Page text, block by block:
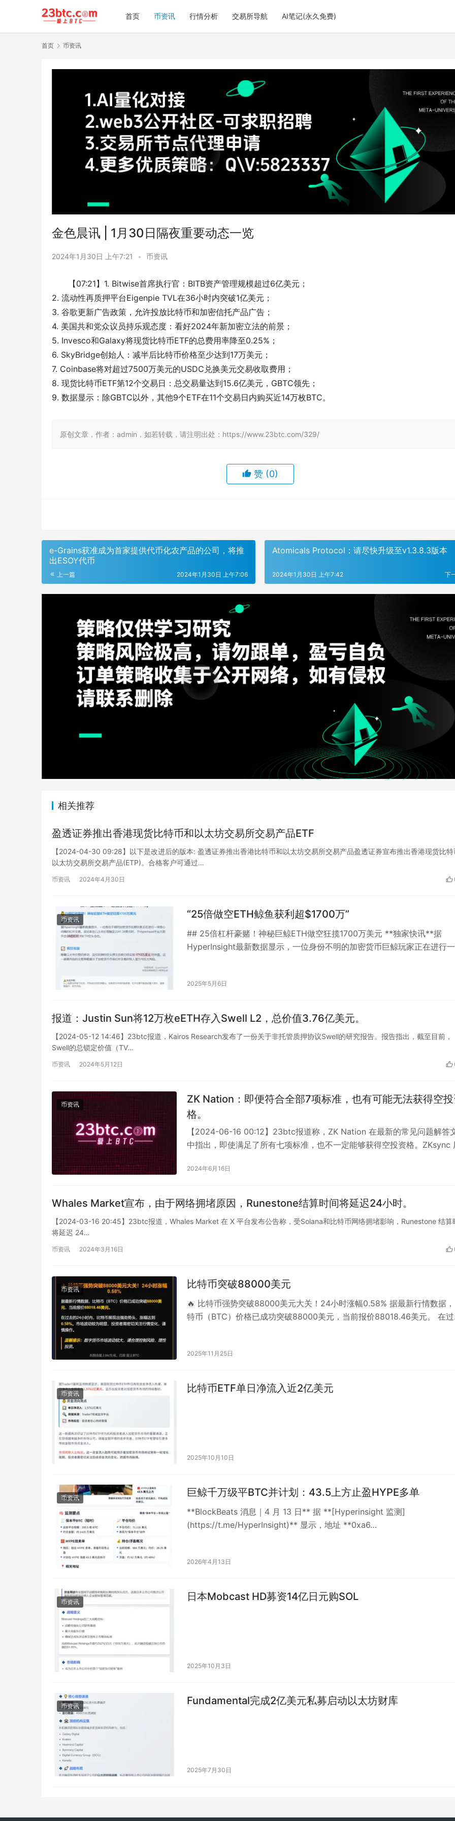
首页 币资讯 行情分析 交易所导航 AI笔记(永久免费)
首页 币资讯
金色晨讯 | 1月30日隔夜重要动态一览
2024年1月30日 上午7:21 • 币资讯
【07:21】1. Bitwise首席执行官：BITB资产管理规模超过6亿美元；
2. 流动性再质押平台Eigenpie TVL在36小时内突破1亿美元；
3. 谷歌更新广告政策，允许投放比特币和加密信托产品广告；
4. 美国共和党众议员持乐观态度：看好2024年新加密立法的前景；
5. Invesco和Galaxy将现货比特币ETF的总费用率降至0.25%；
6. SkyBridge创始人：减半后比特币价格至少达到17万美元；
7. Coinbase将对超过7500万美元的USDC兑换美元交易收取费用；
8. 现货比特币ETF第12个交易日：总交易量达到15.6亿美元，GBTC领先；
9. 数据显示：除GBTC以外，其他9个ETF在11个交易日内购买近14万枚BTC。
原创文章，作者：admin，如若转载，请注明出处：https://www.23btc.com/329/
赞 (0)
e-Grains获准成为首家提供代币化农产品的公司，将推
出ESOY代币
上一篇 2024年1月30日 上午7:06
Atomicals Protocol：请尽快升级至v1.3.8.3版本
下
2024年1月30日 上午7:42
相关推荐
盈透证券推出香港现货比特币和以太坊交易所交易产品ETF
【2024-04-30 09:28】以下是改进后的版本: 盈透证券推出香港比特币和以太坊交易所交易产品盈透证券宣布推出香港现货比特
以太坊交易所交易产品(ETP)。合格客户可通过…
币资讯 2024年4月30日
币资讯 “25倍做空ETH鲸鱼获利超$1700万”
## 25倍杠杆豪赌！神秘巨鲸ETH做空狂揽1700万美元 **独家快讯**据
HyperInsight最新数据显示，一位身份不明的加密货币巨鲸玩家正在进行
2025年5月6日
报道：Justin Sun将12万枚eETH存入Swell L2，总价值3.76亿美元。
【2024-05-12 14:46】23btc报道，Kairos Research发布了一份关于非托管质押协议Swell的研究报告。报告指出，截至目前，
Swell的总锁定价值（TV…
币资讯 2024年5月12日
币资讯
ZK Nation：即便符合全部7项标准，也有可能无法获得空
格。
【2024-06-16 00:12】23btc报道称，ZK Nation 在最新的常见问题解答
中指出，即使满足了所有七项标准，也不一定能够获得空投资格。ZKsync
2024年6月16日
Whales Market宣布，由于网络拥堵原因，Runestone结算时间将延迟24小时。
【2024-03-16 20:45】23btc报道，Whales Market 在 X 平台发布公告称，受Solana和比特币网络拥堵影响，Runestone 结算
将延迟 24…
币资讯 2024年3月16日
币资讯 比特币突破88000美元
🔥 比特币强势突破88000美元大关！24小时涨幅0.58% 据最新行情数据
特币（BTC）价格已成功突破88000美元，当前报价88018.46美元。 在
2025年11月25日
币资讯 比特币ETF单日净流入近2亿美元
2025年10月10日
币资讯 巨鲸千万级平BTC并计划：43.5上方止盈HYPE多单
**BlockBeats 消息｜4 月 13 日** 据 **[Hyperinsight 监测]
(https://t.me/HyperInsight)** 显示，地址 **0xa6…
2026年4月13日
币资讯 日本Mobcast HD募资14亿日元购SOL
2025年10月3日
币资讯 Fundamental完成2亿美元私募启动以太坊财库
2025年7月30日